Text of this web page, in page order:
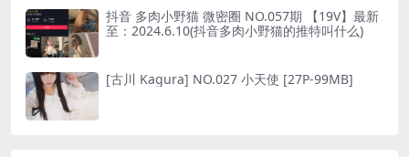
抖音 多肉小野猫 微密圈 NO.057期 【19V】最新
至：2024.6.10(抖音多肉小野猫的推特叫什么)
[古川 Kagura] NO.027 小天使 [27P-99MB]